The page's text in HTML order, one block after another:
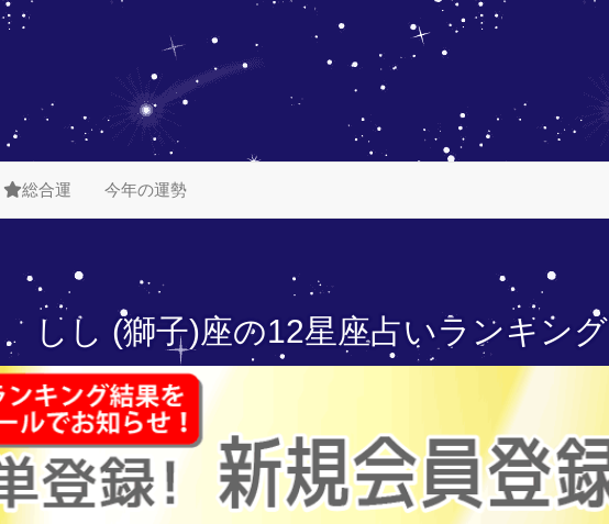
総合運 今年の運勢
しし (獅子)座の12星座占いランキング